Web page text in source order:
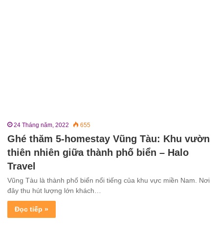
24 Tháng năm, 2022 655
Ghé thăm 5-homestay Vũng Tàu: Khu vườn
thiên nhiên giữa thành phố biển – Halo
Travel
Vũng Tàu là thành phố biển nổi tiếng của khu vực miền Nam. Nơi
đây thu hút lượng lớn khách…
Đọc tiếp »